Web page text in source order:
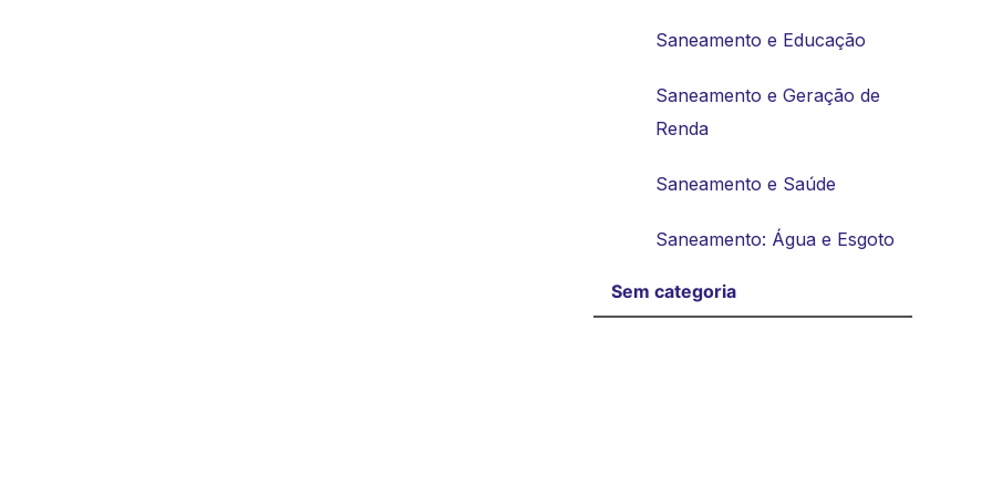
Saneamento e Educação
Saneamento e Geração de
Renda
Saneamento e Saúde
Saneamento: Água e Esgoto
Sem categoria